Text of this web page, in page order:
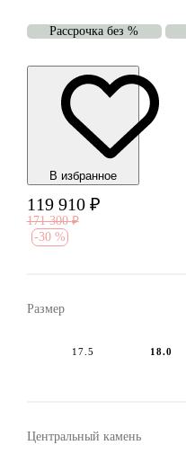
Рассрочка без %
В избранноe
119 910 ₽
171 300 ₽
-30 %
Размер
17.5 18.0
Центральный камень